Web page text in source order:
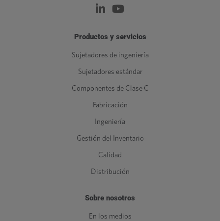
Productos y servicios
Sujetadores de ingeniería
Sujetadores estándar
Componentes de Clase C
Fabricación
Ingeniería
Gestión del Inventario
Calidad
Distribución
Sobre nosotros
En los medios